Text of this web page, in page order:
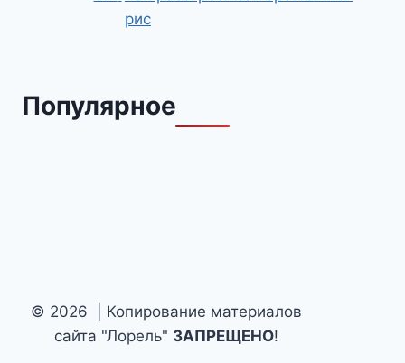
рис
Популярное
© 2026 | Копирование материалов
сайта "Лорель" ЗАПРЕЩЕНО!